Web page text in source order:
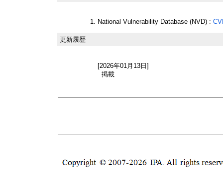
National Vulnerability Database (NVD) :
更新履歴
[2026年01月13日]
掲載